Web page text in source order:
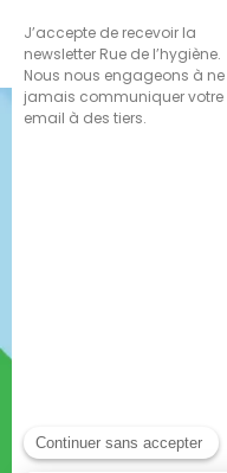
J’accepte de recevoir la
newsletter Rue de l’hygiène.
Nous nous engageons à ne
jamais communiquer votre
email à des tiers.